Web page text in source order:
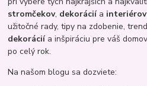
stromčekov, dekoráciía
užitočné rady, tipy na zdobenie,
dekoráciía inšpiráciu pre váš
po celý rok.
Na našom blogu sa dozviete: